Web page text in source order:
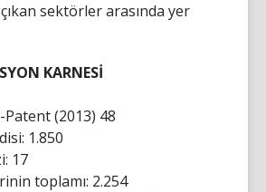
sektörler arasında yer
KARNESİ
Patent (2013) 48
1.850
17
toplamı: 2.254